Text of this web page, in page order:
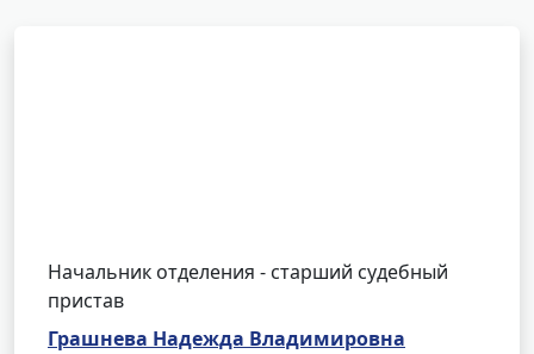
Начальник отделения - старший судебный
пристав
Грашнева Надежда Владимировна